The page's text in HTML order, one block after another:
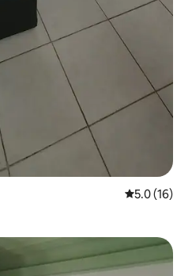
Ukadiriaji
5.0 (16)